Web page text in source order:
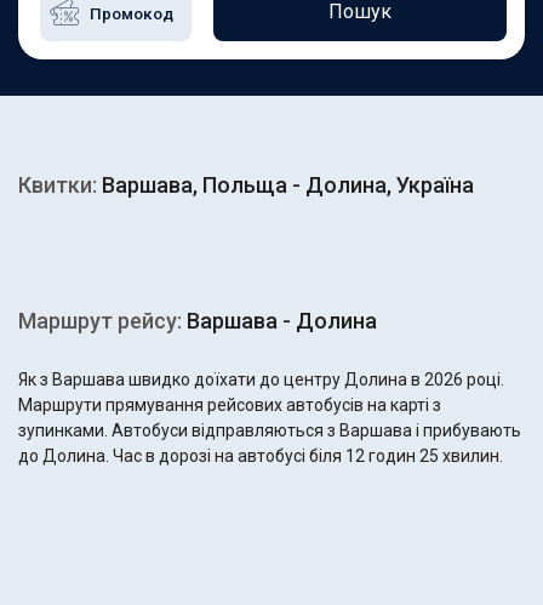
Пошук
Квитки: Варшава, Польща - Долина, Україна
Маршрут рейсу: Варшава - Долина
Як з Варшава швидко доїхати до центру Долина в 2026 році.
Маршрути прямування рейсових автобусів на карті з
зупинками. Автобуси відправляються з Варшава і прибувають
до Долина. Час в дорозі на автобусі біля 12 годин 25 хвилин.